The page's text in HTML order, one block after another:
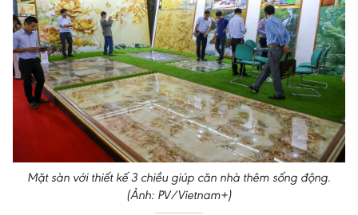
Mặt sàn với thiết kế 3 chiều giúp căn nhà thêm sống động.
(Ảnh: PV/Vietnam+)